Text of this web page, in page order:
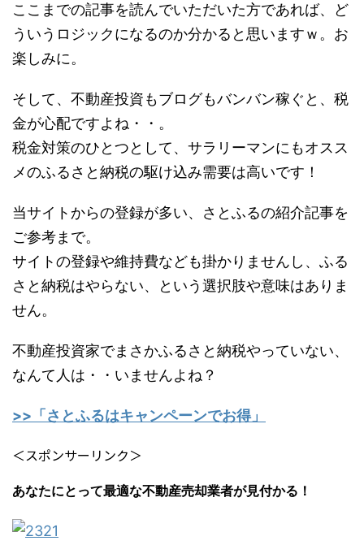
ここまでの記事を読んでいただいた方であれば、ど
ういうロジックになるのか分かると思いますｗ。お
楽しみに。
そして、不動産投資もブログもバンバン稼ぐと、税
金が心配ですよね・・。
税金対策のひとつとして、サラリーマンにもオスス
メのふるさと納税の駆け込み需要は高いです！
当サイトからの登録が多い、さとふるの紹介記事を
ご参考まで。
サイトの登録や維持費なども掛かりませんし、ふる
さと納税はやらない、という選択肢や意味はありま
せん。
不動産投資家でまさかふるさと納税やっていない、
なんて人は・・いませんよね？
>>「さとふるはキャンペーンでお得」
＜スポンサーリンク＞
あなたにとって最適な不動産売却業者が見付かる！